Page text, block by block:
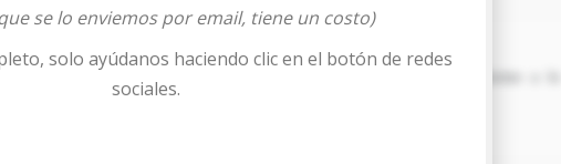
PETICION
Señor; solicitando admitir el presente escrito y resolver conforme a lo
se lo enviemos por email, tiene un costo)
solo ayúdanos haciendo clic en el botón de redes
sociales.